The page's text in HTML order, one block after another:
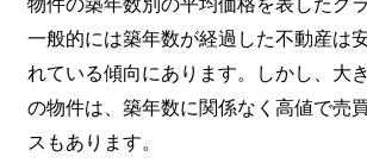
一般的には築年数が経過した不動産は
れている傾向にあります。しかし、大
の物件は、築年数に関係なく高値で売
スもあります。